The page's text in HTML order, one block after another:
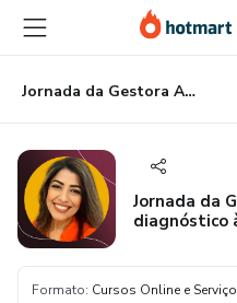
para
conteúdo
principal
para
pagamento
para
rodapé
Jornada da Gestora Aprendente - Do diagnóstico à ação, do ajuste de rota ao resultado.
Jornada da
diagnóstico
Formato: Cursos Online e